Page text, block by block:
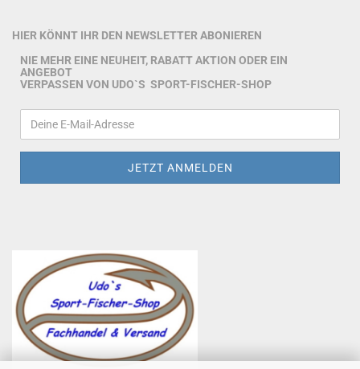
HIER KÖNNT IHR DEN NEWSLETTER ABONIEREN
NIE MEHR EINE NEUHEIT, RABATT AKTION ODER EIN
ANGEBOT
VERPASSEN VON UDO`S SPORT-FISCHER-SHOP